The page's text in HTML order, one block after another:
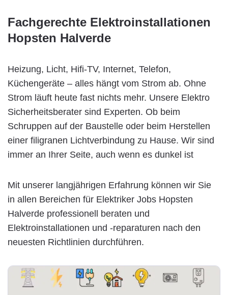
Fachgerechte Elektroinstallationen
Hopsten Halverde
Heizung, Licht, Hifi-TV, Internet, Telefon,
Küchengeräte – alles hängt vom Strom ab. Ohne
Strom läuft heute fast nichts mehr. Unsere Elektro
Sicherheitsberater sind Experten. Ob beim
Schruppen auf der Baustelle oder beim Herstellen
einer filigranen Lichtverbindung zu Hause. Wir sind
immer an Ihrer Seite, auch wenn es dunkel ist
Mit unserer langjährigen Erfahrung können wir Sie
in allen Bereichen für Elektriker Jobs Hopsten
Halverde professionell beraten und
Elektroinstallationen und -reparaturen nach den
neuesten Richtlinien durchführen.